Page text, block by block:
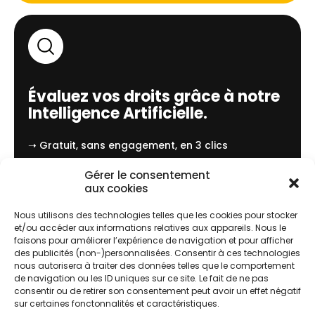
Gérer le consentement
aux cookies
Nous utilisons des technologies telles que les cookies pour stocker
et/ou accéder aux informations relatives aux appareils. Nous le
faisons pour améliorer l’expérience de navigation et pour afficher
des publicités (non-)personnalisées. Consentir à ces technologies
nous autorisera à traiter des données telles que le comportement
de navigation ou les ID uniques sur ce site. Le fait de ne pas
consentir ou de retirer son consentement peut avoir un effet négatif
sur certaines fonctonnalités et caractéristiques.
Évaluez vos droits grâce à notre
Intelligence Artificielle.
➝ Gratuit, sans engagement, en 3 clics
J'évalue !
Comment ça marche ?